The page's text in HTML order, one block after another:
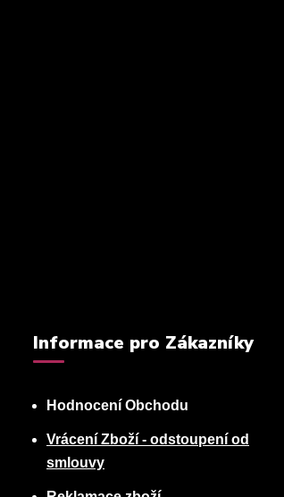
Informace pro Zákazníky
Hodnocení Obchodu
Vrácení Zboží - odstoupení od
smlouvy